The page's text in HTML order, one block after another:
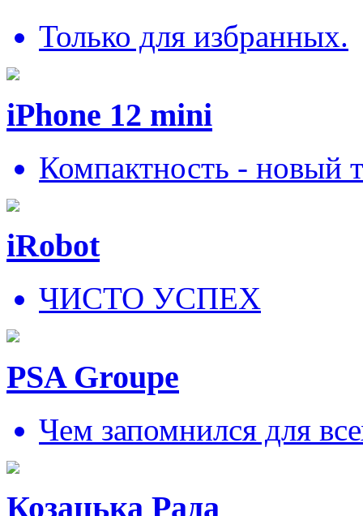
Только для избранных.
iPhone 12 mini
Компактность - новый
iRobot
ЧИСТО УСПЕХ
PSA Groupe
Чем запомнился для
Козацька Рада